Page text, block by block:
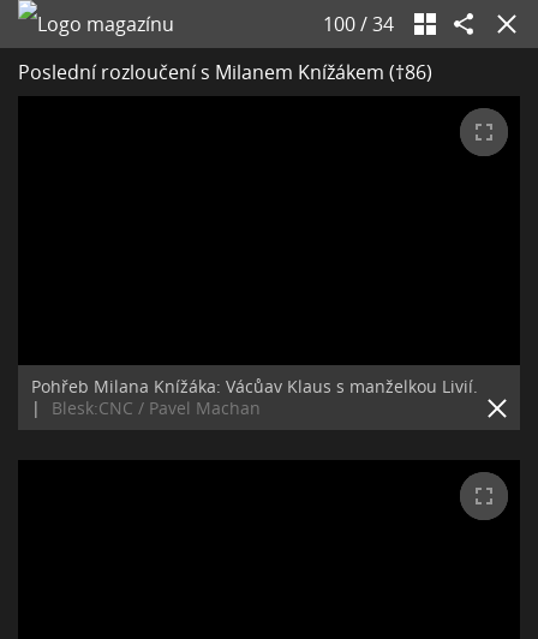
100/34
Poslední rozloučení s Milanem Knížákem (†86)
Pohřeb Milana Knížáka: Vácůav Klaus s manželkou Livií.
|
Blesk:CNC / Pavel Machan